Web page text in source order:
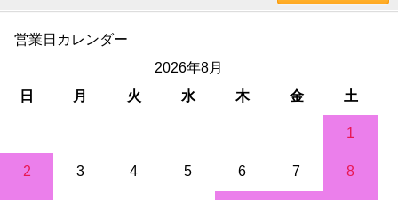
営業日カレンダー
2026年8月
日
月 火 水 木 金 土
1
2 3 4 5 6 7 8